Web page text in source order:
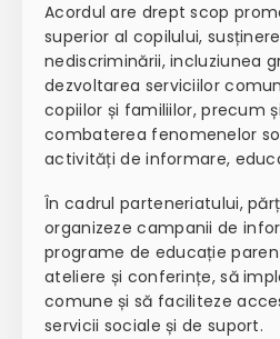
Acordul are drept scop
superior al copilului,
nediscriminării, incluziunea
dezvoltarea serviciilor
copiilor și familiilor, precum
combaterea fenomenelor
activități de informare,
În cadrul parteneriatului,
organizeze campanii de
programe de educație
ateliere și conferințe, să
comune și să faciliteze
servicii sociale și de suport.